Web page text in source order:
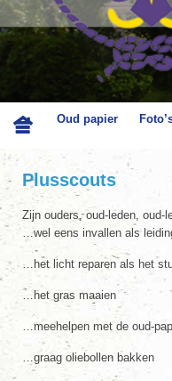
Oud papier
Plusscouts
Zijn ouders, oud-leden,
…wel eens invallen als
…het licht reparen als het
…het gras maaien
…meehelpen met de oud-
…graag oliebollen bakken